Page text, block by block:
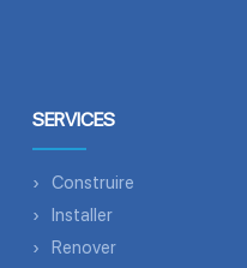
SERVICES
Construire
Installer
Renover